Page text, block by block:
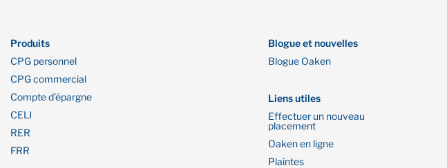
Produits
CPG personnel
CPG commercial
Compte d’épargne
CELI
RER
FRR
Blogue et nouvelles
Blogue Oaken
Liens utiles
Effectuer un nouveau
placement
Oaken en ligne
Plaintes